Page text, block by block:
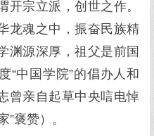
开宗立派，创世之作。
龙魂之中，振奋民族精
渊源深厚，祖父是前国
“中国学院”的倡办人和
曾亲自起草中央唁电悼
褒赞）。